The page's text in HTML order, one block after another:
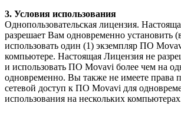
3. Условия использования
Однопользовательская лицензия.
разрешает Вам одновременно установить
использовать один (1) экземпляр ПО
компьютере. Настоящая Лицензия не
и использовать ПО Movavi более чем на
одновременно. Вы также не имеете права
сетевой доступ к ПО Movavi для
использования на нескольких